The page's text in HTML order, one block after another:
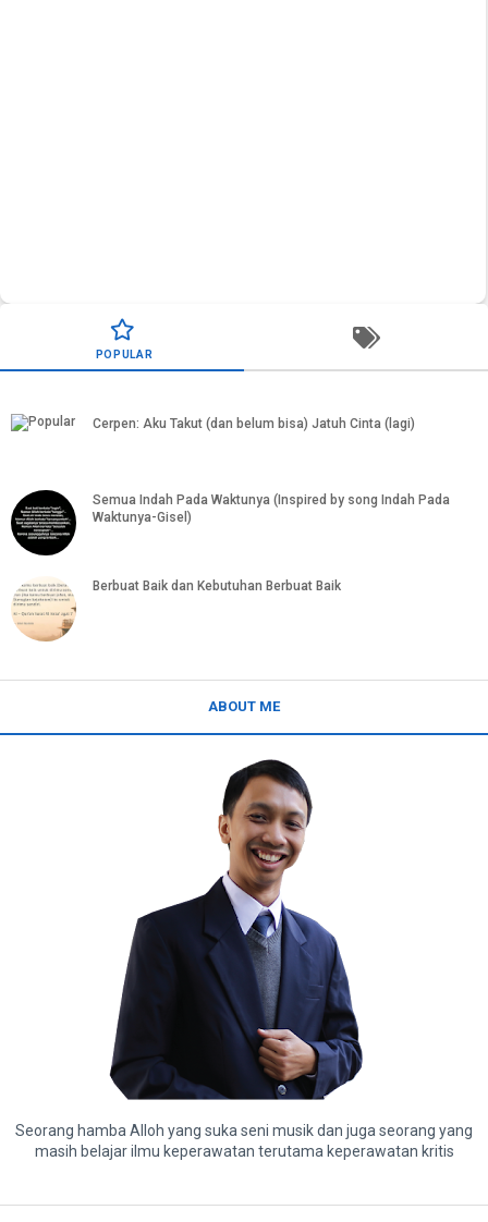
POPULAR
PSK Artis: Tekanan hidup biar nggaya atau tekanan gaya
hidup?
Cerpen: Aku Takut (dan belum bisa) Jatuh Cinta (lagi)
Semua Indah Pada Waktunya (Inspired by song Indah Pada
Waktunya-Gisel)
Berbuat Baik dan Kebutuhan Berbuat Baik
ABOUT ME
Seorang hamba Alloh yang suka seni musik dan juga seorang yang
masih belajar ilmu keperawatan terutama keperawatan kritis